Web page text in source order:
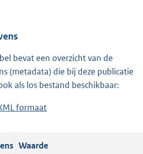
n
bevat een overzicht van de
(metadata) die bij deze publicatie
als los bestand beschikbaar:
formaat
t
Waarde